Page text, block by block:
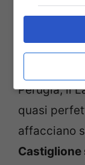
Un altro
pochi
Perugia, il
quasi
affacciano
Castiglione